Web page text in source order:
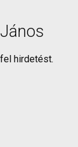
hirdetést.